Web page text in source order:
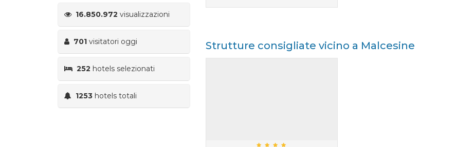
16.850.972 visualizzazioni
701 visitatori oggi
252 hotels selezionati
1253 hotels totali
Strutture consigliate vicino a Malcesine